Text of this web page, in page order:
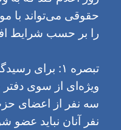
حقوقی می‌تواند با
را بر حسب شرایط
تبصره ۱: برای
ویژه‌ای از سوی
سه نفر از اعضای
نفر آنان نباید